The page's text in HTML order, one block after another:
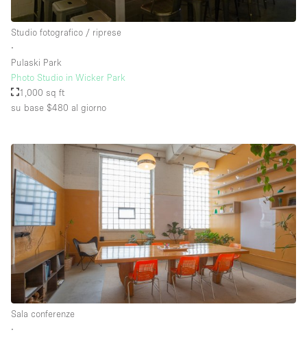
Studio fotografico / riprese
∙
Pulaski Park
Photo Studio in Wicker Park
1,000 sq ft
su base $480 al giorno
Sala conferenze
∙